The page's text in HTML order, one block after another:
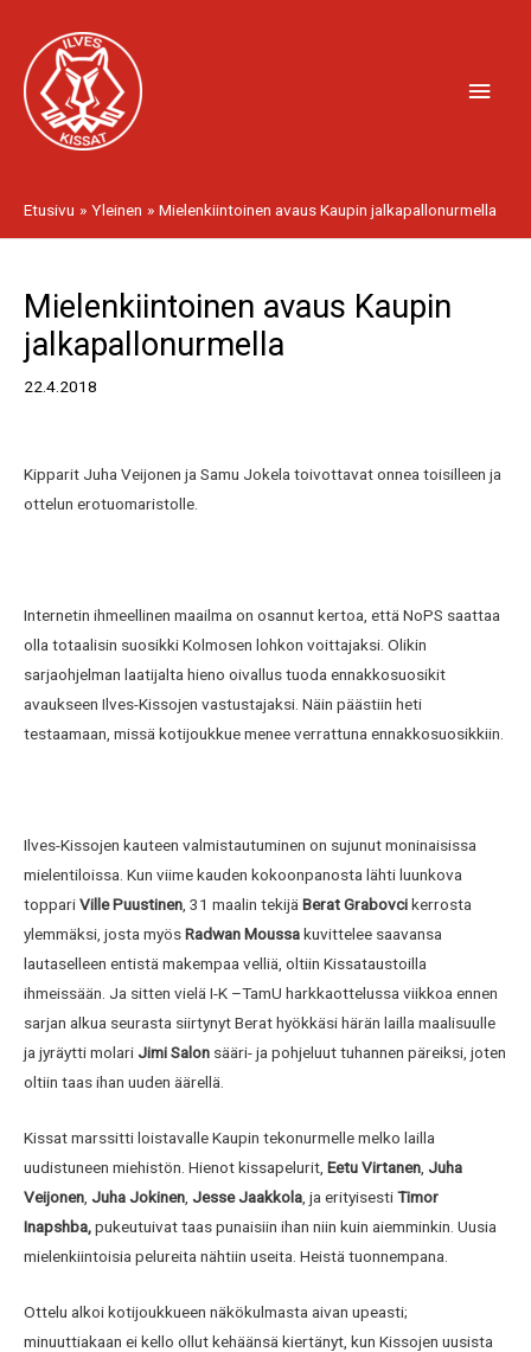
sisältöön
Etusivu Yleinen Mielenkiintoinen avaus Kaupin jalkapallonurmella
Mielenkiintoinen avaus Kaupin
jalkapallonurmella
22.4.2018
Kipparit Juha Veijonen ja Samu Jokela toivottavat onnea toisilleen ja
ottelun erotuomaristolle.
Internetin ihmeellinen maailma on osannut kertoa, että NoPS saattaa
olla totaalisin suosikki Kolmosen lohkon voittajaksi. Olikin
sarjaohjelman laatijalta hieno oivallus tuoda ennakkosuosikit
avaukseen Ilves-Kissojen vastustajaksi. Näin päästiin heti
testaamaan, missä kotijoukkue menee verrattuna ennakkosuosikkiin.
Ilves-Kissojen kauteen valmistautuminen on sujunut moninaisissa
mielentiloissa. Kun viime kauden kokoonpanosta lähti luunkova
toppariVille Puustinen , 31 maalin tekijä Berat Grabovcikerrosta
ylemmäksi, josta myösRadwan Moussakuvittelee saavansa
lautaselleen entistä makempaa velliä, oltiin Kissataustoilla
ihmeissään. Ja sitten vielä I-K –TamU harkkaottelussa viikkoa ennen
sarjan alkua seurasta siirtynyt Berat hyökkäsi härän lailla maalisuulle
ja jyräytti molariJimi Salon sääri- ja pohjeluut tuhannen päreiksi, joten
oltiin taas ihan uuden äärellä.
Kissat marssitti loistavalle Kaupin tekonurmelle melko lailla
uudistuneen miehistön. Hienot kissapelurit, Eetu Virtanen Juha
Veijonen Juha Jokinen Jesse Jaakkola , ja erityisestiTimor
Inapshba,pukeutuivat taas punaisiin ihan niin kuin aiemminkin. Uusia
mielenkiintoisia pelureita nähtiin useita. Heistä tuonnempana.
Ottelu alkoi kotijoukkueen näkökulmasta aivan upeasti;
minuuttiakaan ei kello ollut kehäänsä kiertänyt, kun Kissojen uusista
selaus